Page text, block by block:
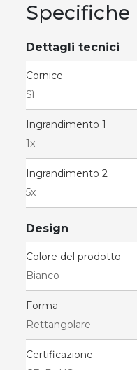
Specifiche
Dettagli tecnici
Cornice
Sì
Ingrandimento 1
1x
Ingrandimento 2
5x
Design
Colore del prodotto
Bianco
Forma
Rettangolare
Certificazione